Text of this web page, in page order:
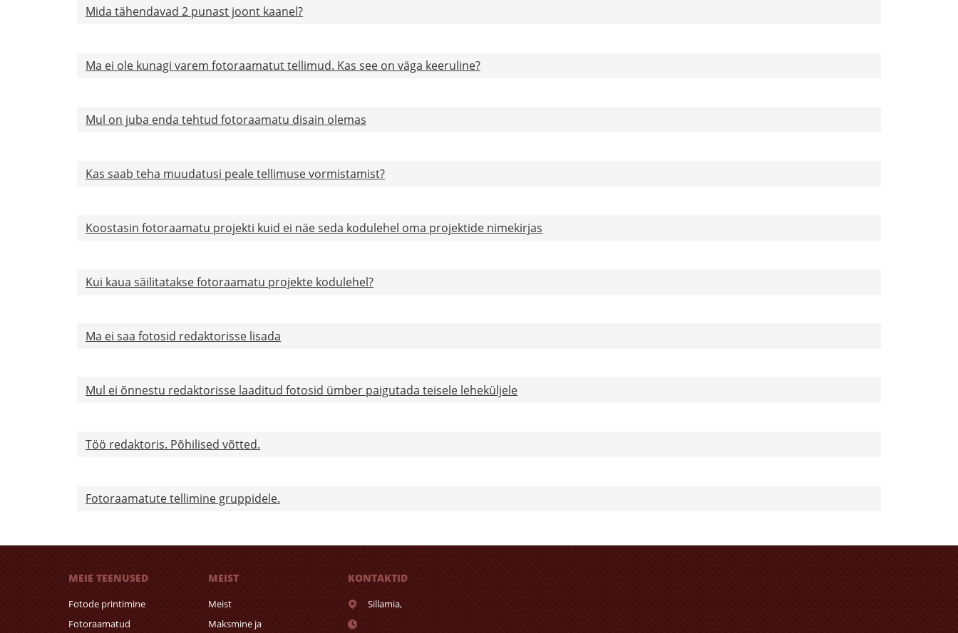
Mida tähendavad 2 punast joont kaanel?
Ma ei ole kunagi varem fotoraamatut tellimud. Kas see on väga keeruline?
Mul on juba enda tehtud fotoraamatu disain olemas
Kas saab teha muudatusi peale tellimuse vormistamist?
Koostasin fotoraamatu projekti kuid ei näe seda kodulehel oma projektide nimekirjas
Kui kaua säilitatakse fotoraamatu projekte kodulehel?
Ma ei saa fotosid redaktorisse lisada
Mul ei õnnestu redaktorisse laaditud fotosid ümber paigutada teisele leheküljele
Töö redaktoris. Põhilised võtted.
Fotoraamatute tellimine gruppidele.
MEIE TEENUSED
Fotode printimine
Fotoraamatud
MEIST
Meist
Maksmine ja
KONTAKTID
Sillamia,